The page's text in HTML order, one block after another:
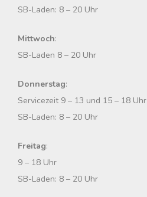
h
SB-Laden: 8 – 20 Uhr
Mittwoch:
SB-Laden 8 – 20 Uhr
Donnerstag:
Servicezeit 9 – 13 und 15 – 18 Uhr
SB-Laden: 8 – 20 Uhr
Freitag:
9 – 18 Uhr
SB-Laden: 8 – 20 Uhr